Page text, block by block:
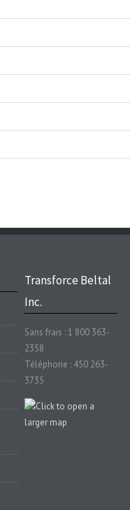
Transforce Beltal
Inc.
Sans frais : 1 800 363-
2358
Téléphone : 450 263-
3735